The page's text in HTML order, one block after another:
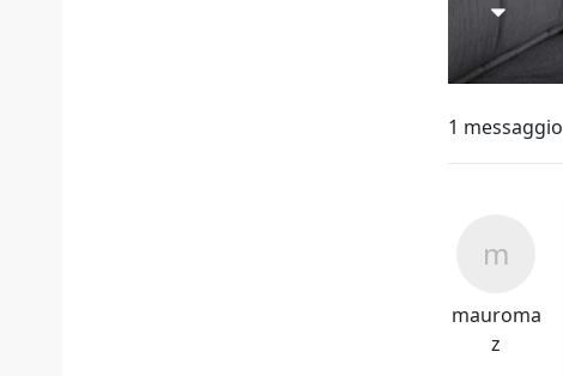
1 messaggio
mauroma
z